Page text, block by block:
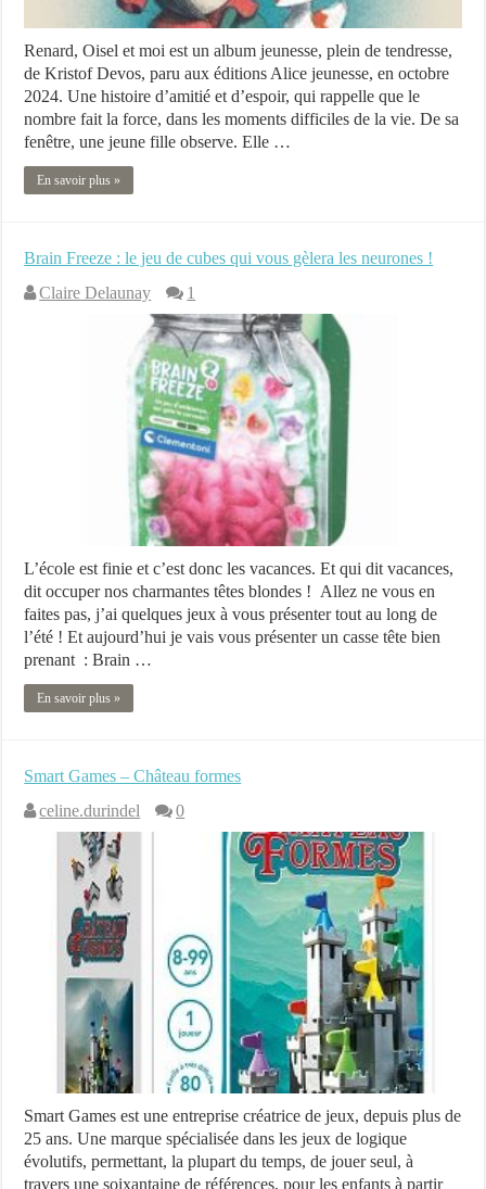
Renard, Oisel et moi est un album jeunesse, plein de tendresse,
de Kristof Devos, paru aux éditions Alice jeunesse, en octobre
2024. Une histoire d’amitié et d’espoir, qui rappelle que le
nombre fait la force, dans les moments difficiles de la vie. De sa
fenêtre, une jeune fille observe. Elle …
En savoir plus »
Brain Freeze : le jeu de cubes qui vous gèlera les neurones !
Claire Delaunay
1
L’école est finie et c’est donc les vacances. Et qui dit vacances,
dit occuper nos charmantes têtes blondes ! Allez ne vous en
faites pas, j’ai quelques jeux à vous présenter tout au long de
l’été ! Et aujourd’hui je vais vous présenter un casse tête bien
prenant : Brain …
En savoir plus »
Smart Games – Château formes
celine.durindel
0
Smart Games est une entreprise créatrice de jeux, depuis plus de
25 ans. Une marque spécialisée dans les jeux de logique
évolutifs, permettant, la plupart du temps, de jouer seul, à
travers une soixantaine de références, pour les enfants à partir